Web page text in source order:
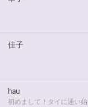
に関する情報などを発信し
ます！
佳子
hau
初めまして！タイに通い始